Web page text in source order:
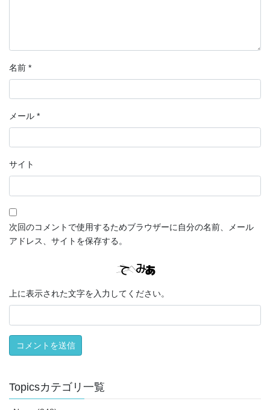
名前 *
メール *
サイト
次回のコメントで使用するためブラウザーに自分の名前、メール
アドレス、サイトを保存する。
上に表示された文字を入力してください。
Topicsカテゴリ一覧